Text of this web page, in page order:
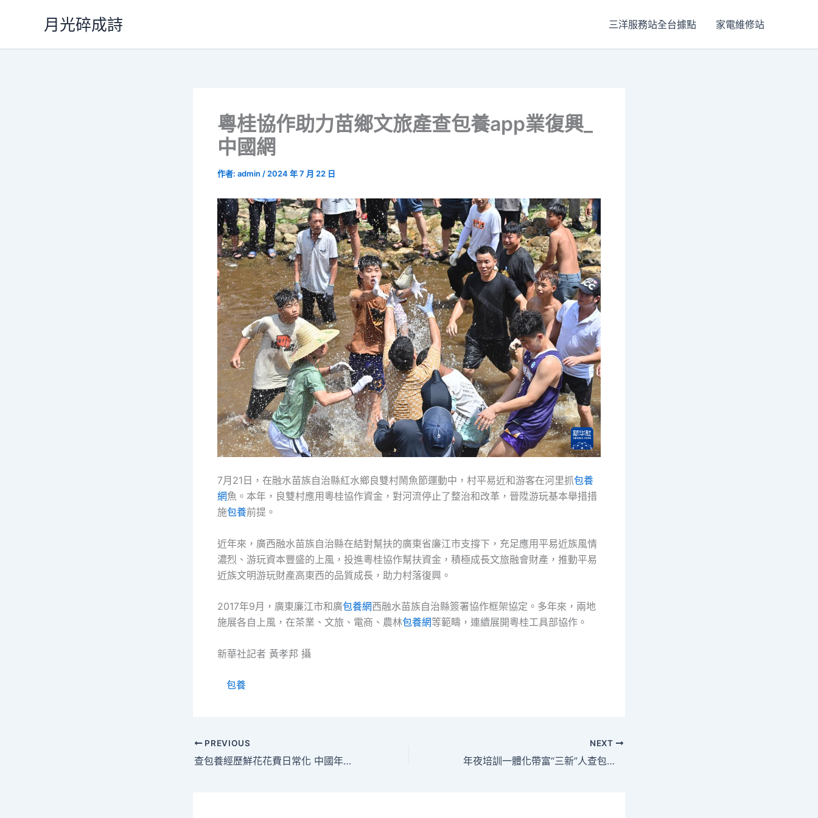
月光碎成詩 三洋服務站全台據點 家電維修站
粵桂協作助力苗鄉文旅產查包養app業復興_
中國網
作者: admin / 2024 年 7 月 22 日
7月21日，在融水苗族自治縣紅水鄉良雙村鬧魚節運動中，村平易近和游客在河里抓包養
網魚。本年，良雙村應用粵桂協作資金，對河流停止了整治和改革，晉陞游玩基本舉措措
施包養前提。
近年來，廣西融水苗族自治縣在結對幫扶的廣東省廉江市支撐下，充足應用平易近族風情
濃烈、游玩資本豐盛的上風，投進粵桂協作幫扶資金，積極成長文旅融會財產，推動平易
近族文明游玩財產高東西的品質成長，助力村落復興。
2017年9月，廣東廉江市和廣包養網西融水苗族自治縣簽署協作框架協定。多年來，兩地
施展各自上風，在茶業、文旅、電商、農林包養網等範疇，連續展開粵桂工具部協作。
新華社記者 黃孝邦 攝
包養
PREVIOUS
查包養經歷鮮花花費日常化 中國年青人把春天“帶回家”_中國網
NEXT
年夜培訓一體化帶富“三新”人查包養網心得群_中國網